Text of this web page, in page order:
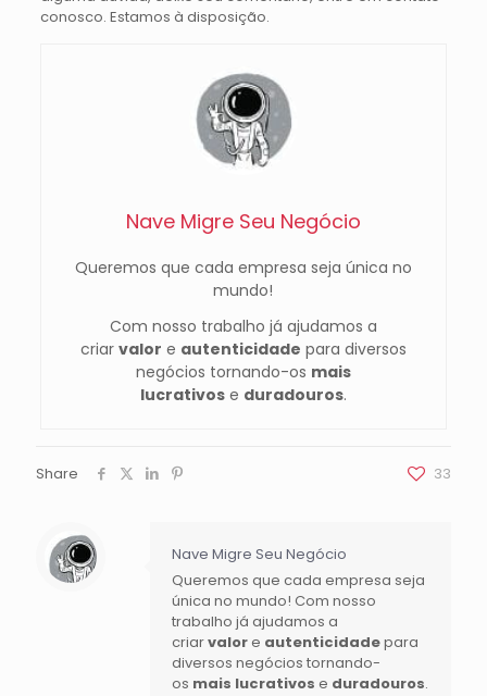
conosco. Estamos à disposição.
Nave Migre Seu Negócio
Queremos que cada empresa seja única no
mundo!
Com nosso trabalho já ajudamos a
criar valor e autenticidade para diversos
negócios tornando-os mais
lucrativose duradouros.
Share 33
Nave Migre Seu Negócio
Queremos que cada empresa seja
única no mundo! Com nosso
trabalho já ajudamos a
criarvalore autenticidadepara
diversos negócios tornando-
os mais lucrativos e duradouros.